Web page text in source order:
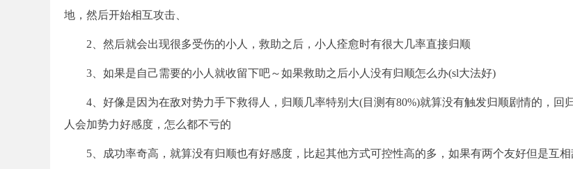
地，然后开始相互攻击、
2、然后就会出现很多受伤的小人，救助之后，小人痊愈时有很大几率直接归顺
3、如果是自己需要的小人就收留下吧～如果救助之后小人没有归顺怎么办(sl大法好)
4、好像是因为在敌对势力手下救得人，归顺几率特别大(目测有80%)就算没有触发归顺剧情的，回
人会加势力好感度，怎么都不亏的
5、成功率奇高，就算没有归顺也有好感度，比起其他方式可控性高的多，如果有两个友好但是互